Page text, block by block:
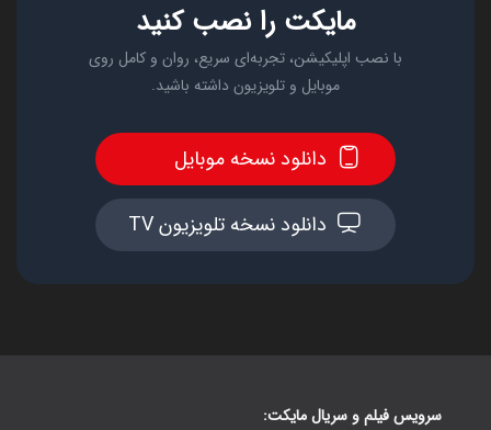
مایکت را نصب کنید
با نصب اپلیکیشن، تجربه‌ای سریع، روان و کامل روی
موبایل و تلویزیون داشته باشید.
دانلود نسخه موبایل
دانلود نسخه تلویزیون TV
سرویس فیلم و سریال مایکت: